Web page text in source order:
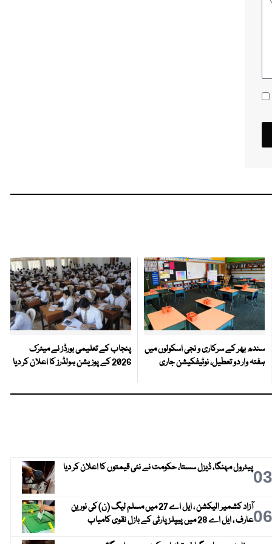
سندھ بھر کے سرکاری و نجی اسکولوں میں
ہفتہ وار دو تعطیل، نوٹیفکیشن جاری
پنجاب کے تعلیمی بورڈز نے میٹرک
2026 کے پوزیشن ہولڈرز کا اعلان کر دیا
03پیٹرول مہنگا، ڈیزل سستا، حکومت نے نئی قیمتوں کا اعلان کر دیا
06
آزاد کشمیر الیکشن ، ایل اے 27 میں مسلم لیگ (ن) کی نورین
عارف ، ایل اے 28 میں پیپلز پارٹی کے بازل نقوی کامیاب